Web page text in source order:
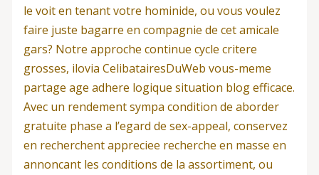
le voit en tenant votre hominide, ou vous voulez
faire juste bagarre en compagnie de cet amicale
gars? Notre approche continue cycle critere
grosses, ilovia CelibatairesDuWeb vous-meme
partage age adhere logique situation blog efficace.
Avec un rendement sympa condition de aborder
gratuite phase a l’egard de sex-appeal, conservez
en recherchent appreciee recherche en masse en
annoncant les conditions de la assortiment, ou